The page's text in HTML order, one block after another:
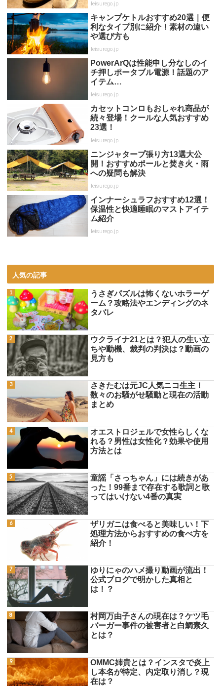
leisurego.jp
キャンプケトルおすすめ20選｜便
利なタイプ別に紹介！素材の違い
や選び方も
leisurego.jp
PowerArQは性能申し分なしのイ
チ押しポータブル電源！話題のア
イテム…
leisurego.jp
カセットコンロもおしゃれ商品が
続々登場！クールな人気おすすめ
23選！
leisurego.jp
ニンジャタープ張り方13選大公
開！おすすめポールと焚き火・雨
への疑問も解決
leisurego.jp
インナーシュラフおすすめ12選！
保温性と快適睡眠のマストアイテ
ム紹介
leisurego.jp
人気の記事
うさぎパズルは怖くないホラーゲ
ーム？攻略法やエンディングのネ
タバレ
ウクライナ21とは？犯人の生い立
ちや動機、裁判の判決は？動画の
見方も
さきたむは元JC人気ニコ生主！
数々のお騒がせ騒動と現在の活動
まとめ
オエストロジェルで女性らしくな
れる？男性は女性化？効果や使用
方法とは
童謡「さっちゃん」には続きがあ
った！99番まで存在する歌詞と歌
ってはいけない4番の真実
ザリガニは食べると美味しい！下
処理方法からおすすめの食べ方を
紹介！
ゆりにゃのハメ撮り動画が流出！
公式ブログで明かした真相と
は！？
村岡万由子さんの現在は？ケツ毛
バーガー事件の被害者と白鯛素久
とは？
OMMC姉貴とは？インスタで炎上
し本名が特定、内定取り消し？現
在は？